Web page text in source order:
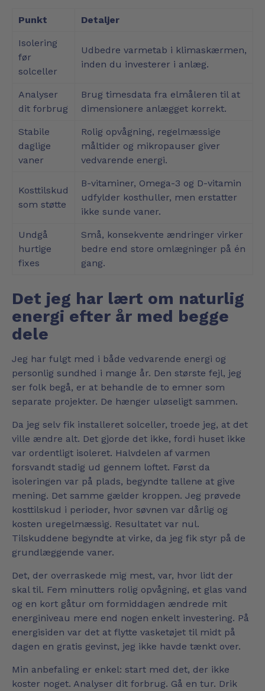
Punkt Detaljer
Isolering
før
solceller
Udbedre varmetab i klimaskærmen,
inden du investerer i anlæg.
Analyser
dit forbrug
Brug timesdata fra elmåleren til at
dimensionere anlægget korrekt.
Stabile
daglige
vaner
Rolig opvågning, regelmæssige
måltider og mikropauser giver
vedvarende energi.
Kosttilskud
som støtte
B-vitaminer, Omega-3 og D-vitamin
udfylder kosthuller, men erstatter
ikke sunde vaner.
Undgå
hurtige
fixes
Små, konsekvente ændringer virker
bedre end store omlægninger på én
gang.
Det jeg har lært om naturlig
energi efter år med begge
dele
Jeg har fulgt med i både vedvarende energi og
personlig sundhed i mange år. Den største fejl, jeg
ser folk begå, er at behandle de to emner som
separate projekter. De hænger uløseligt sammen.
Da jeg selv fik installeret solceller, troede jeg, at det
ville ændre alt. Det gjorde det ikke, fordi huset ikke
var ordentligt isoleret. Halvdelen af varmen
forsvandt stadig ud gennem loftet. Først da
isoleringen var på plads, begyndte tallene at give
mening. Det samme gælder kroppen. Jeg prøvede
kosttilskud i perioder, hvor søvnen var dårlig og
kosten uregelmæssig. Resultatet var nul.
Tilskuddene begyndte at virke, da jeg fik styr på de
grundlæggende vaner.
Det, der overraskede mig mest, var, hvor lidt der
skal til. Fem minutters rolig opvågning, et glas vand
og en kort gåtur om formiddagen ændrede mit
energiniveau mere end nogen enkelt investering. På
energisiden var det at flytte vasketøjet til midt på
dagen en gratis gevinst, jeg ikke havde tænkt over.
Min anbefaling er enkel: start med det, der ikke
koster noget. Analyser dit forbrug. Gå en tur. Drik